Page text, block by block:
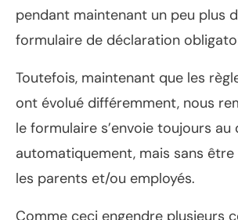
pendant maintenant un peu plus
formulaire de déclaration
Toutefois, maintenant que les
ont évolué différemment, nous
le formulaire s’envoie toujours au
automatiquement, mais sans
les parents et/ou employés.
Comme ceci engendre plusieurs